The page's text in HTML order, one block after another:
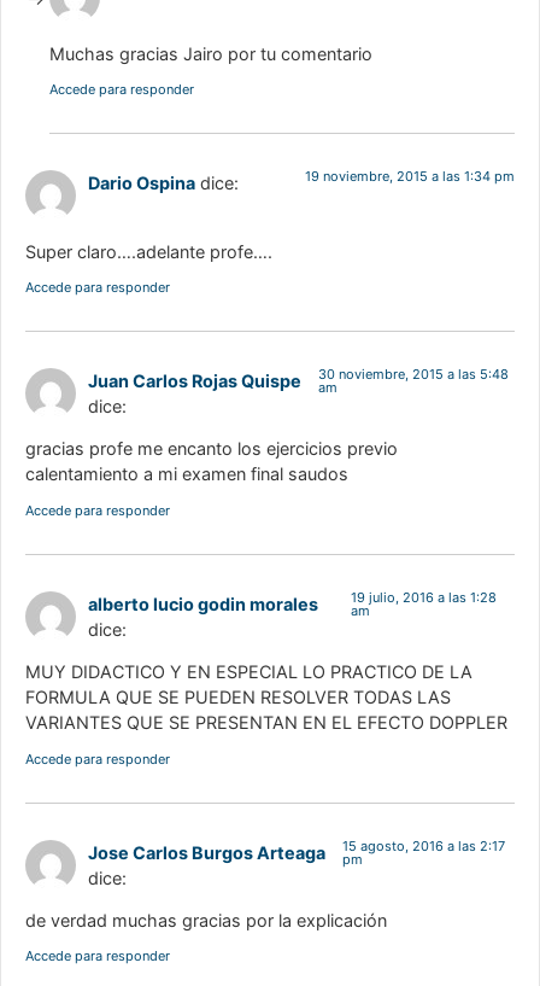
Muchas gracias Jairo por tu comentario
Accede para responder
Dario Ospina dice: 19 noviembre, 2015 a las 1:34 pm
Super claro….adelante profe….
Accede para responder
Juan Carlos Rojas Quispe
dice:
30 noviembre, 2015 a las 5:48
am
gracias profe me encanto los ejercicios previo
calentamiento a mi examen final saudos
Accede para responder
alberto lucio godin morales
dice:
19 julio, 2016 a las 1:28
am
MUY DIDACTICO Y EN ESPECIAL LO PRACTICO DE LA
FORMULA QUE SE PUEDEN RESOLVER TODAS LAS
VARIANTES QUE SE PRESENTAN EN EL EFECTO DOPPLER
Accede para responder
Jose Carlos Burgos Arteaga
dice:
15 agosto, 2016 a las 2:17
pm
de verdad muchas gracias por la explicación
Accede para responder